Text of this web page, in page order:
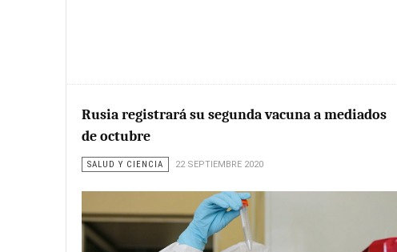
Rusia registrará su segunda vacuna a mediados
de octubre
SALUD Y CIENCIA 22 SEPTIEMBRE 2020